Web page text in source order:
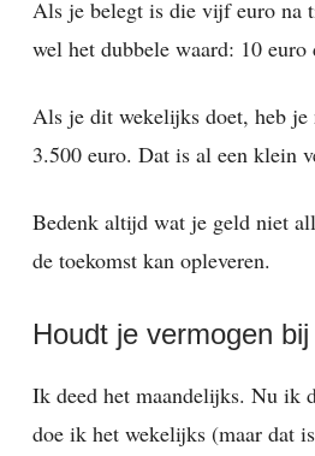
Als je belegt is die vijf euro na
wel het dubbele waard: 10 euro
Als je dit wekelijks doet, heb je
3.500 euro. Dat is al een klein
Bedenk altijd wat je geld niet
de toekomst kan opleveren.
Houdt je vermogen bij
Ik deed het maandelijks. Nu ik
doe ik het wekelijks (maar dat